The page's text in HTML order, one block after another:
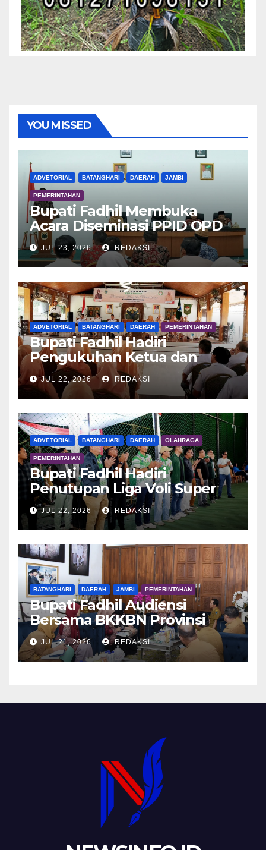
YOU MISSED
ADVETORIAL BATANGHARI DAERAH JAMBI
PEMERINTAHAN
Bupati Fadhil Membuka
Acara Diseminasi PPID OPD
Dalam Rangka E-Monev
JUL 23, 2026 REDAKSI
ADVETORIAL BATANGHARI DAERAH PEMERINTAHAN
Bupati Fadhil Hadiri
Pengukuhan Ketua dan
Pengurus DWP Batang Hari
2026
JUL 22, 2026 REDAKSI
ADVETORIAL BATANGHARI DAERAH OLAHRAGA
PEMERINTAHAN
Bupati Fadhil Hadiri
Penutupan Liga Voli Super
Tangguh 2026
JUL 22, 2026 REDAKSI
BATANGHARI DAERAH JAMBI PEMERINTAHAN
Bupati Fadhil Audiensi
Bersama BKKBN Provinsi
Jambi
JUL 21, 2026 REDAKSI